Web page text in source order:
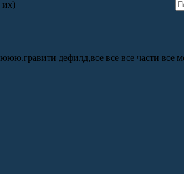
их)
дефилд,все все все части все